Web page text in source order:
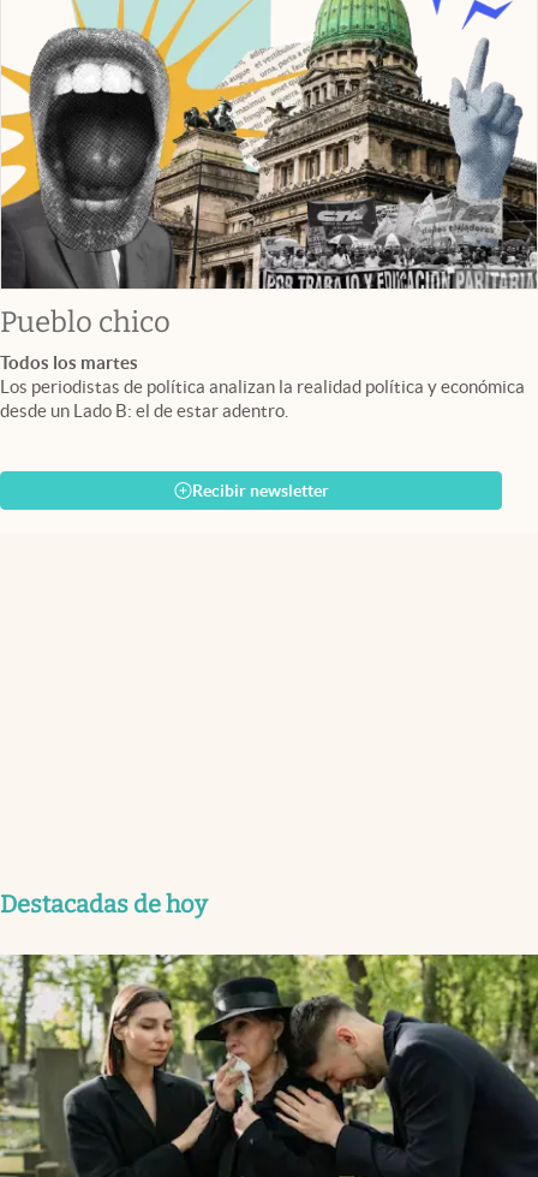
Pueblo chico
Todos los martes
Los periodistas de política analizan la realidad política y económica
desde un Lado B: el de estar adentro.
Recibir newsletter
Destacadas de hoy